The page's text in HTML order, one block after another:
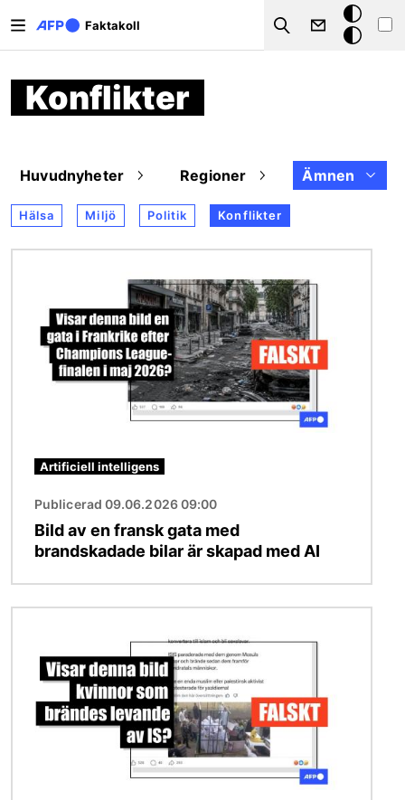
Faktakoll
Search
Mörkt
läge
Konflikter
Huvudnyheter Regioner Ämnen
Hälsa Miljö Politik Konflikter
Artificiell intelligens
Publicerad 09.06.2026 09:00
Bild av en fransk gata med
brandskadade bilar är skapad med AI